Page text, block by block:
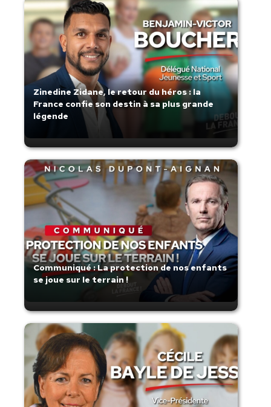
Zinedine Zidane, le retour du héros : la
France confie son destin à sa plus grande
légende
Communiqué : La protection de nos enfants
se joue sur le terrain !